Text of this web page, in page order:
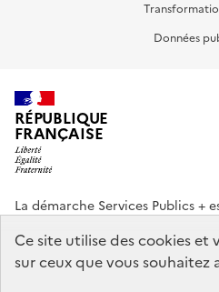
Données
RÉPUBLIQUE
FRANÇAISE
La démarche Services Publics +
info.gouv.fr service-
Ce site utilise des cookies
sur ceux que vous souhaitez